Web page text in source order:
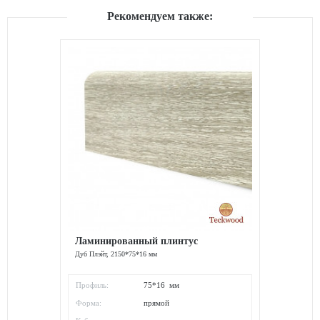
Рекомендуем также:
Ламинированный плинтус
Дуб Плэйт, 2150*75*16 мм
Профиль: 75*16 мм
Форма: прямой